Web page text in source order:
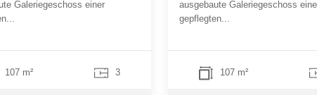
Galeriegeschoss einer
107 m² 3
ausgebaute Galeriegeschoss
gepflegten...
107 m²